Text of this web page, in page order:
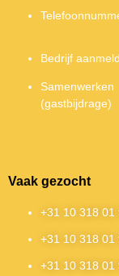
Bedrijf
Samenwerken
(gastbijdrage)
Vaak gezocht
+31 10 318 01
+31 10 318 01
+31 10 318 01